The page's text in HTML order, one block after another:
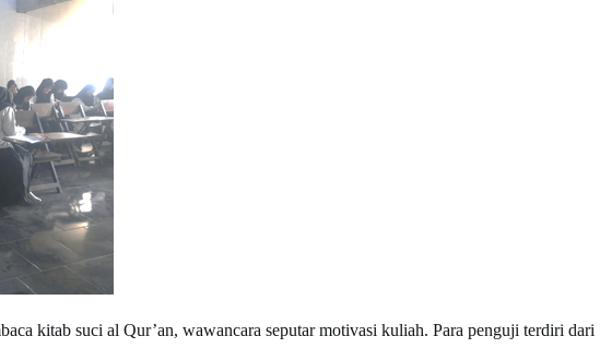
kitab suci al Qur’an, wawancara seputar motivasi kuliah. Para penguji terdiri dari